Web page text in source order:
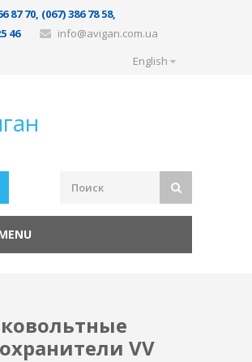
87 70, (067) 386 78 58,
46
info@avigan.com.ua
English
VV